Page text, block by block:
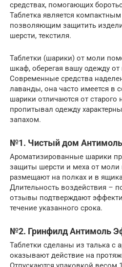
средствах, помогающих
Таблетка является
позволяющим защитить
шерсти, текстиля.
Таблетки (шарики) от моли
шкаф, оберегая вашу одежду от
Современные средства
лаванды, она часто имеется в
шарики отличаются от старого
пропитывал одежду
запахом.
№1. Чистый дом Антимоль
Ароматизированные шарики
защиты шерсти и меха от моли
размещают на полках и в
Длительность воздействия –
отзывы подтверждают
течение указанного срока.
№2. Гринфилд Антимоль
Таблетки сделаны из талька
оказывают действие на